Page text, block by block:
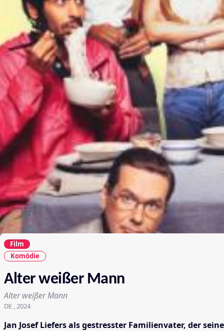
Film
Komödie
Alter weißer Mann
Alter weißer Mann
DE , 2024
Jan Josef Liefers als gestresster Familienvater, der